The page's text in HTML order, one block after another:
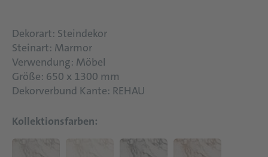
Dekorart: Steindekor
Steinart: Marmor
Verwendung: Möbel
Größe: 650 x 1300 mm
Dekorverbund Kante: REHAU
Kollektionsfarben: